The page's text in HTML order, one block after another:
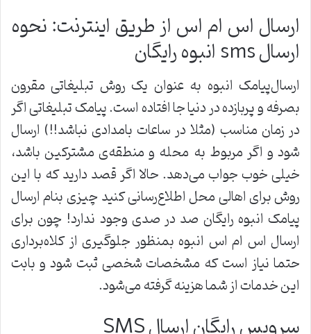
ارسال اس ام اس از طریق اینترنت: نحوه
ارسال sms انبوه رایگان
ارسال‌پیامک انبوه به عنوان یک روش تبلیغاتی مقرون
بصرفه و پربازده در دنیا جا افتاده است. پیامک تبلیغاتی اگر
در زمان مناسب (مثلا در ساعات بامدادی نباشد!!) ارسال
شود و اگر مربوط به محله و منطقه‌ی مشترکین باشد،
خیلی خوب جواب می‌دهد. حالا اگر قصد دارید که با این
روش برای اهالی محل اطلاع‌رسانی کنید چیزی بنام ارسال
پیامک انبوه رایگان صد در صدی وجود ندارد! چون برای
ارسال اس ام اس انبوه بمنظور جلوگیری از کلاه‌برداری
حتما نیاز است که مشخصات شخصی ثبت شود و بابت
این خدمات از شما هزینه گرفته می‌شود.